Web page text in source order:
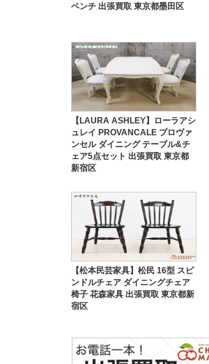
ベンチ 出張買取 東京都墨田区
【LAURA ASHLEY】ローラアシ
ュレイ PROVANCALE プロヴァ
ンセル ダイニング テーブル&チ
ェア5点セット 出張買取 東京都
新宿区
【松本民芸家具】松民 16型 スピ
ンドルチェア ダイニングチェア
椅子 花森家具 出張買取 東京都新
宿区